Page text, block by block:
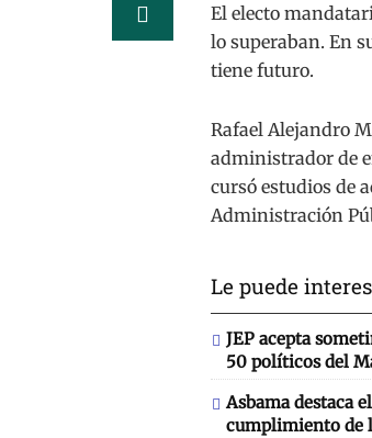
El electo
lo superaban. En
tiene futuro.
Rafael Alejandro
administrador de
cursó estudios de
Administración
Le puede
JEP acepta
50 políticos del
Asbama destaca
cumplimiento de